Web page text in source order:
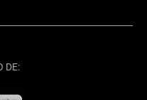
DE: